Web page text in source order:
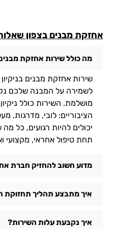
מבנים בצפון שאלות
כולל שירות אחזקת מבנים?
אחזקת מבנים בניקיון מהיר
על המבנה שלכם נקי, בטוח
השירות כולל ניקיון יסודי
לובי, מדרגות, מעליות,
להיות רגועים, כל מה
טיפול אחראי, מקצועי ואמין.
חשוב להחזיק חברת אחזקה
מתבצע תהליך תחזוקת המבנה
נקבעת עלות השירות?